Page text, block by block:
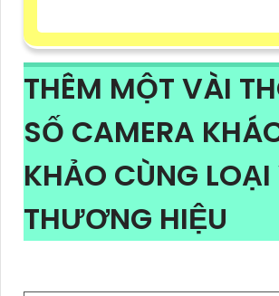
THÊM MỘT VÀI
SỐ CAMERA
KHẢO CÙNG
THƯƠNG HIỆU